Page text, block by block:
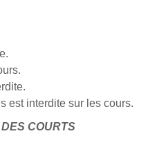
est interdite sur les cours.
COURTS